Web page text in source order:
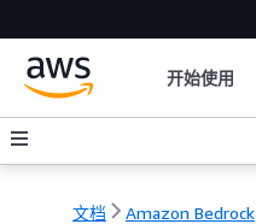
开始使用
文档 Amazon Bedrock